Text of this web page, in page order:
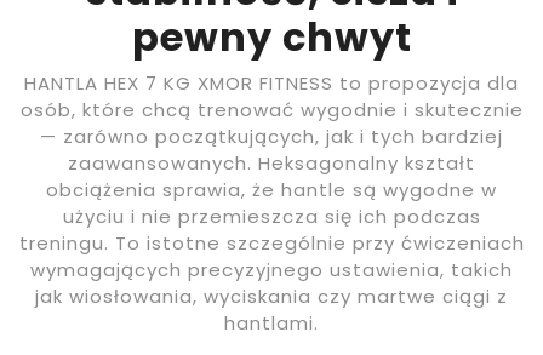
pewny chwyt
HANTLA HEX 7 KG XMOR FITNESS to propozycja dla
osób, które chcą trenować wygodnie i skutecznie
— zarówno początkujących, jak i tych bardziej
zaawansowanych. Heksagonalny kształt
obciążenia sprawia, że hantle są wygodne w
użyciu i nie przemieszcza się ich podczas
treningu. To istotne szczególnie przy ćwiczeniach
wymagających precyzyjnego ustawienia, takich
jak wiosłowania, wyciskania czy martwe ciągi z
hantlami.